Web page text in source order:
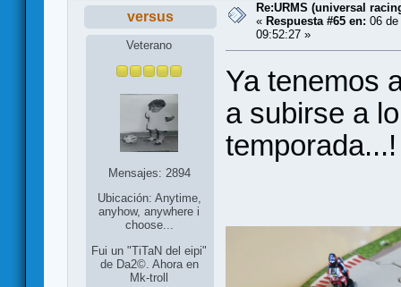
versus
Veterano
Mensajes: 2894
Ubicación: Anytime,
anyhow, anywhere i
choose...
Fui un "TiTaN del eipi"
de Da2©. Ahora en
Mk-troll
Re:URMS (universal
« Respuesta #65 en: 06
09:52:27 »
Ya tenemos
a subirse a